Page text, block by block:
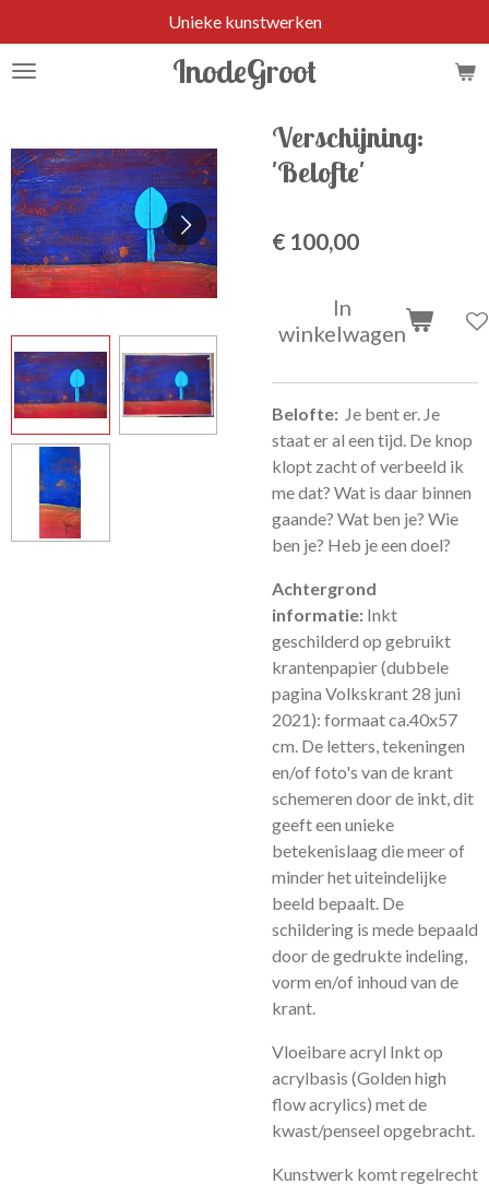
direct
naar
InodeGroot
Unieke kunstwerken
Verschijning:
'Belofte'
€ 100,00
In
winkelwagen
Belofte: Je bent er. Je
staat er al een tijd. De knop
klopt zacht of verbeeld ik
me dat? Wat is daar binnen
gaande? Wat ben je? Wie
ben je? Heb je een doel?
Achtergrond
informatie: Inkt
geschilderd op gebruikt
krantenpapier (dubbele
pagina Volkskrant 28 juni
2021): formaat ca.40x57
cm. De letters, tekeningen
en/of foto's van de krant
schemeren door de inkt, dit
geeft een unieke
betekenislaag die meer of
minder het uiteindelijke
beeld bepaalt. De
schildering is mede bepaald
door de gedrukte indeling,
vorm en/of inhoud van de
krant.
Vloeibare acryl Inkt op
acrylbasis (Golden high
flow acrylics) met de
kwast/penseel opgebracht.
Kunstwerk komt regelrecht